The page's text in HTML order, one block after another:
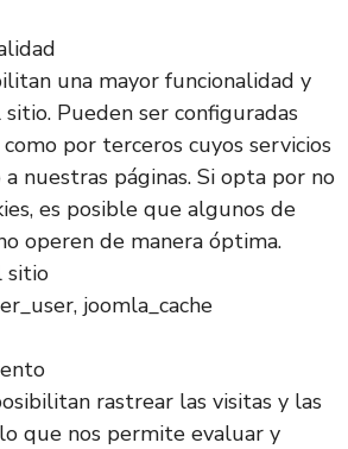
una mayor funcionalidad y
Pueden ser configuradas
por terceros cuyos servicios
nuestras páginas. Si opta por no
es posible que algunos de
operen de manera óptima.
sitio
joomla_cache
rastrear las visitas y las
que nos permite evaluar y